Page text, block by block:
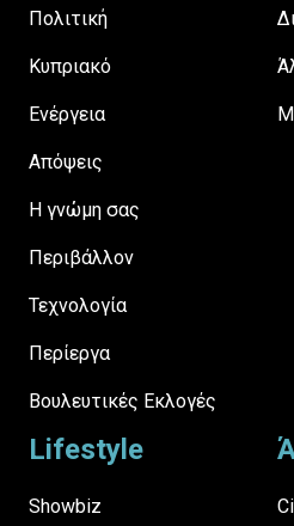
Πολιτική
Κυπριακό
Ενέργεια
Απόψεις
H γνώμη σας
Περιβάλλον
Τεχνολογία
Περίεργα
Βουλευτικές Εκλογές
Lifestyle
Showbiz